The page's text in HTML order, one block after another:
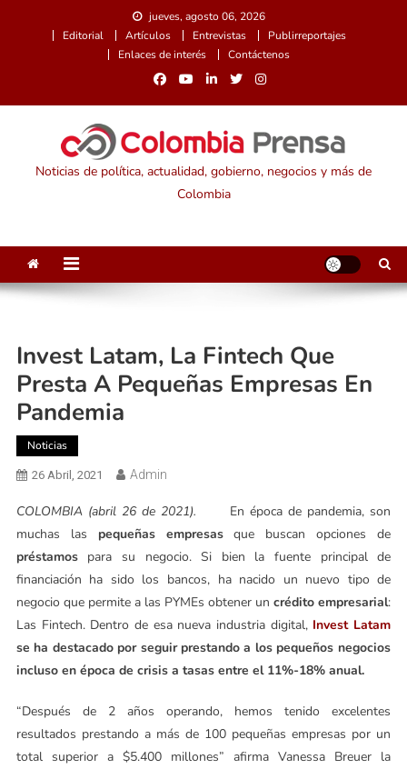
jueves, agosto 06, 2026
Editorial
Artículos Entrevistas
Publirreportajes
Enlaces de interés
Contáctenos
Noticias de política, actualidad, gobierno, negocios y más de
Colombia
Invest Latam, La Fintech Que
Presta A Pequeñas Empresas En
Pandemia
Noticias
26 Abril, 2021 Admin
COLOMBIA (abril 26 de 2021). En época de pandemia, son
muchas las pequeñas empresasque buscan opciones de
préstamospara su negocio. Si bien la fuente principal de
financiación ha sido los bancos, ha nacido un nuevo tipo de
negocio que permite a las PYMEs obtener uncrédito empresarial:
Las Fintech. Dentro de esa nueva industria digital, Invest Latam
se ha destacado por seguir prestando a los pequeños negocios
incluso en época de crisis a tasas entre el 11%-18% anual.
“Después de 2 años operando, hemos tenido excelentes
resultados prestando a más de 100 pequeñas empresas por un
total superior a $5.400 millones” afirma Vanessa Breuer la